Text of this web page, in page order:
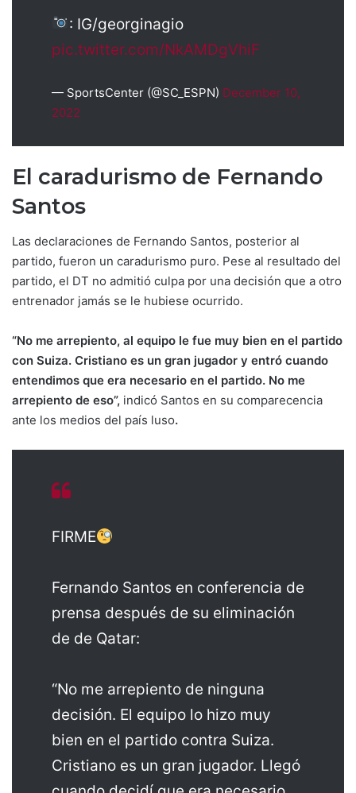
: IG/georginagio
pic.twitter.com/NkAMDgVhiF
— SportsCenter (@SC_ESPN) December 10,
2022
El caradurismo de Fernando
Santos
Las declaraciones de Fernando Santos, posterior al
partido, fueron un caradurismo puro. Pese al resultado del
partido, el DT no admitió culpa por una decisión que a otro
entrenador jamás se le hubiese ocurrido.
“No me arrepiento, al equipo le fue muy bien en el partido
con Suiza. Cristiano es un gran jugador y entró cuando
entendimos que era necesario en el partido. No me
arrepiento de eso”, indicó Santos en su comparecencia
ante los medios del país luso.
FIRME
Fernando Santos en conferencia de
prensa después de su eliminación
de de Qatar:
“No me arrepiento de ninguna
decisión. El equipo lo hizo muy
bien en el partido contra Suiza.
Cristiano es un gran jugador. Llegó